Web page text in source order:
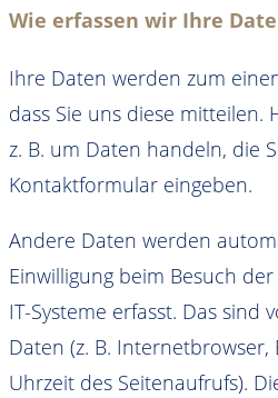
Wie erfassen wir Ihre
Ihre Daten werden zum
dass Sie uns diese mitteilen.
z. B. um Daten handeln, die
Kontaktformular eingeben.
Andere Daten werden
Einwilligung beim Besuch
IT-Systeme erfasst. Das sind
Daten (z. B.
Uhrzeit des Seitenaufrufs).